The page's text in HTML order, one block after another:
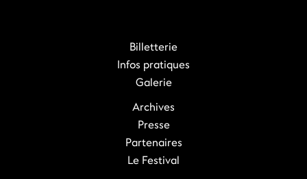
Billetterie
Infos pratiques
Galerie
Archives
Presse
Partenaires
Le Festival